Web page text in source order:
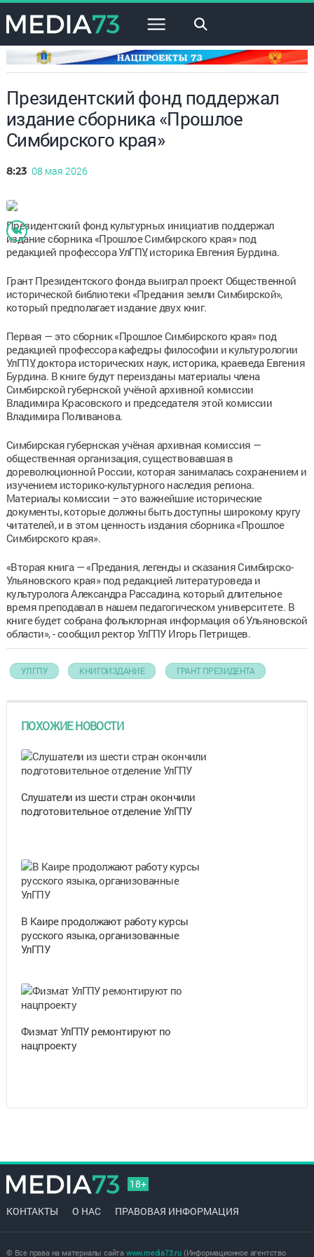
×
Президентский фонд поддержал
издание сборника «Прошлое
Симбирского края»
8:23 08 мая 2026
Президентский фонд культурных инициатив поддержал
издание сборника «Прошлое Симбирского края» под
редакцией профессора УлГПУ, историка Евгения Бурдина.
Грант Президентского фонда выиграл проект Общественной
исторической библиотеки «Предания земли Симбирской»,
который предполагает издание двух книг.
Первая — это сборник «Прошлое Симбирского края» под
редакцией профессора кафедры философии и культурологии
УлГПУ, доктора исторических наук, историка, краеведа Евгения
Бурдина. В книге будут переизданы материалы члена
Симбирской губернской учёной архивной комиссии
Владимира Красовского и председателя этой комиссии
Владимира Поливанова.
Симбирская губернская учёная архивная комиссия —
общественная организация, существовавшая в
дореволюционной России, которая занималась сохранением и
изучением историко-культурного наследия региона.
Материалы комиссии – это важнейшие исторические
документы, которые должны быть доступны широкому кругу
читателей, и в этом ценность издания сборника «Прошлое
Симбирского края».
«Вторая книга — «Предания, легенды и сказания Симбирско-
Ульяновского края» под редакцией литературоведа и
культуролога Александра Рассадина, который длительное
время преподавал в нашем педагогическом университете. В
книге будет собрана фольклорная информация об Ульяновской
области», - сообщил ректор УлГПУ Игорь Петрищев.
УЛГПУ КНИГОИЗДАНИЕ ГРАНТ ПРЕЗИДЕНТА
ПОХОЖИЕ НОВОСТИ
Cлушатели из шести стран окончили
подготовительное отделение УлГПУ
В Каире продолжают работу курсы
русского языка, организованные
УлГПУ
Физмат УлГПУ ремонтируют по
нацпроекту
18+
КОНТАКТЫ О НАС ПРАВОВАЯ ИНФОРМАЦИЯ
© Все права на материалы сайта www.media73.ru(Информационное агентство